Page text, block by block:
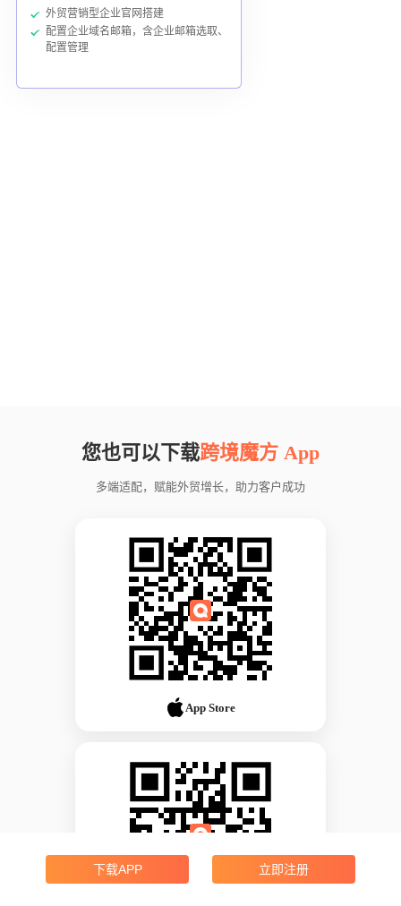
外贸营销型企业官网搭建
配置企业域名邮箱，含企业邮箱选取、
配置管理
您也可以下载跨境魔方 App
多端适配，赋能外贸增长，助力客户成功
App Store
下载APP 立即注册